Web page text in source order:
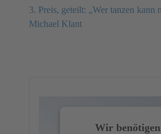
3. Preis, geteilt: „Wer tanzen kann
Michael Klant
Wir